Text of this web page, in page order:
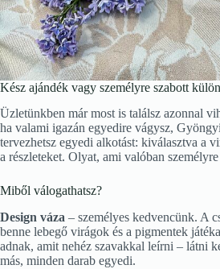
Kész ajándék vagy személyre szabott
Üzletünkben már most is találsz azonnal
ha valami igazán egyedire vágysz,
tervezhetsz egyedi alkotást: kiválasztva a
a részleteket. Olyat, ami valóban személyre
Miből válogathatsz?
Design váza – személyes kedvencünk. A
benne lebegő virágok és a pigmentek
adnak, amit nehéz szavakkal leírni – látni
más, minden darab egyedi.